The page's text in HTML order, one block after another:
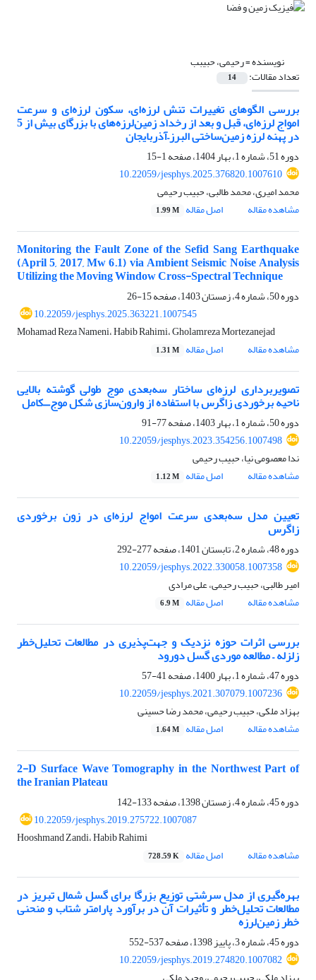
نویسنده =رحیمی، حبیبب
تعداد مقالات: 14
بررسی الگوهای تغییرات تنش لرزه‌ای، سکون لرزه‌ای و سرعت
امواج لرزه‌‌ای، قبل و بعد از رخداد زمین‌لرزه‌های با بزرگای بیش از 5
در پهنه لرزه ‌زمین‌ساختی البرز–آذربایجان
دوره 51، شماره 1، بهار 1404، صفحه
1-15
10.22059/jesphys.2025.376820.1007610
محمد امیری، محمد طالبی، حبیب رحیمی
مشاهده مقاله
اصل مقاله 1.99 M
Monitoring the Fault Zone of the Sefid Sang Earthquake
(April 5, 2017, Mw 6.1) via Ambient Seismic Noise Analysis
Utilizing the Moving Window Cross-Spectral Technique
دوره 50، شماره 4، زمستان 1403، صفحه
15-26
10.22059/jesphys.2025.363221.1007545
Mohamad Reza Nameni، Habib Rahimi، Gholamreza Mortezanejad
مشاهده مقاله
اصل مقاله 1.31 M
تصویربرداری لرزه‌ای ساختار سه‌بعدی موج طولی گوشته بالایی
ناحیه برخوردی زاگرس با استفاده از وارون‌سازی شکل موج⎽کامل
دوره 50، شماره 1، بهار 1403، صفحه
77-91
10.22059/jesphys.2023.354256.1007498
ندا معصومی نیا، حبیب رحیمی
مشاهده مقاله
اصل مقاله 1.12 M
تعیین مدل سه‌بعدی سرعت امواج لرزه‌ای در زون برخوردی
زاگرس
دوره 48، شماره 2، تابستان 1401، صفحه
277-292
10.22059/jesphys.2022.330058.1007358
امیر طالبی، حبیب رحیمی، علی مرادی
مشاهده مقاله
اصل مقاله 6.9 M
بررسی اثرات حوزه نزدیک و جهت‌پذیری در مطالعات تحلیل‌خطر
زلزله – مطالعه موردی گسل دورود
دوره 47، شماره 1، بهار 1400، صفحه
41-57
10.22059/jesphys.2021.307079.1007236
بهزاد ملکی، حبیب رحیمی، محمد رضا حسینی
مشاهده مقاله
اصل مقاله 1.64 M
2-D Surface Wave Tomography in the Northwest Part of
the Iranian Plateau
دوره 45، شماره 4، زمستان 1398، صفحه
133-142
10.22059/jesphys.2019.275722.1007087
Hooshmand Zandi، Habib Rahimi
مشاهده مقاله
اصل مقاله 728.59 K
بهره‌گیری از مدل سرشتی توزیع بزرگا برای گسل شمال تبریز در
مطالعات تحلیل‌خطر و تأثیرات آن در برآورد پارامتر‌ شتاب و منحنی
خطر زمین‌لرزه
دوره 45، شماره 3، پاییز 1398، صفحه
537-552
10.22059/jesphys.2019.274820.1007082